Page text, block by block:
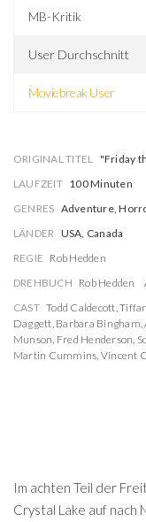
MB-Kritik
User Durchschnitt
Moviebreak User
ORIGINAL TITEL
"Friday
LAUFZEIT 100 Minuten
GENRES Adventure,
LÄNDER USA, Canada
REGIE Rob Hedden
DREHBUCH Rob Hedden
CAST Todd Caldecott ,
Daggett Barbara Bingham ,
Munson Fred Henderson
Martin Cummins Vincent
Im achten Teil der
Crystal Lake auf nach